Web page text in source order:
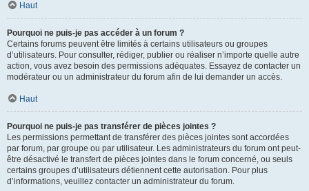
Haut
Pourquoi ne puis-je pas accéder à un forum ?
Certains forums peuvent être limités à certains utilisateurs ou groupes
d’utilisateurs. Pour consulter, rédiger, publier ou réaliser n’importe quelle autre
action, vous avez besoin des permissions adéquates. Essayez de contacter un
modérateur ou un administrateur du forum afin de lui demander un accès.
Haut
Pourquoi ne puis-je pas transférer de pièces jointes ?
Les permissions permettant de transférer des pièces jointes sont accordées
par forum, par groupe ou par utilisateur. Les administrateurs du forum ont peut-
être désactivé le transfert de pièces jointes dans le forum concerné, ou seuls
certains groupes d’utilisateurs détiennent cette autorisation. Pour plus
d’informations, veuillez contacter un administrateur du forum.